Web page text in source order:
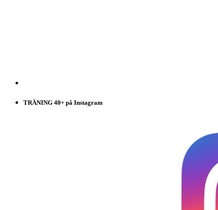
TRÄNING 40+ på Instagram